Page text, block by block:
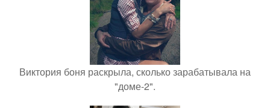
Виктория боня раскрыла, сколько зарабатывала на
"доме-2".